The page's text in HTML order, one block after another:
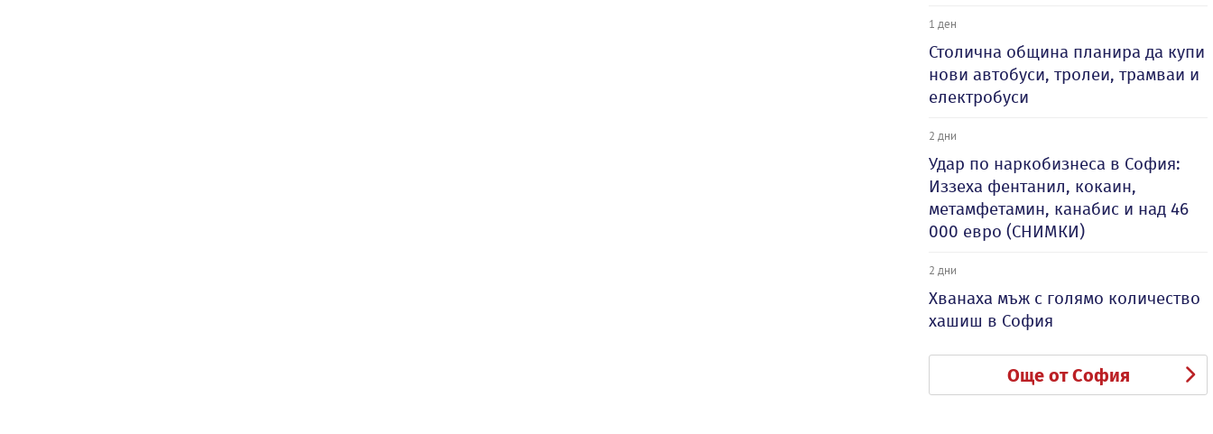
1 ден
Столична община планира да купи
нови автобуси, тролеи, трамваи и
електробуси
2 дни
Удар по наркобизнеса в София:
Иззеха фентанил, кокаин,
метамфетамин, канабис и над 46
000 евро (СНИМКИ)
2 дни
Хванаха мъж с голямо количество
хашиш в София
Още от София